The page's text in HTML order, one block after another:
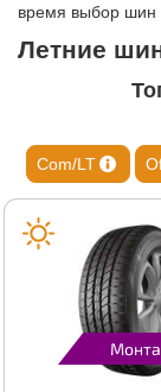
время выбор шин
Летние
Com/LT